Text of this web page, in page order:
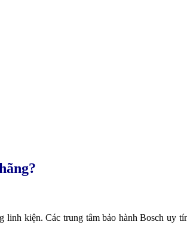
kiện. Các trung tâm bảo hành Bosch uy